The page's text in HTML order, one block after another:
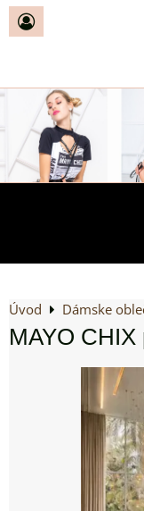
Úvod Dámske
MAYO CHIX